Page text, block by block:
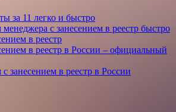
за 11 легко и быстро
с занесением в реестр быстро
в реестр
в реестр в России – официальный
занесением в реестр в России